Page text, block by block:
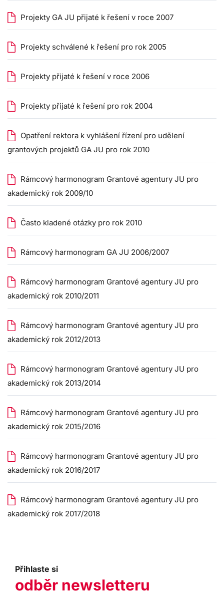
Projekty GA JU přijaté k řešení v roce 2007
Projekty schválené k řešení pro rok 2005
Projekty přijaté k řešení v roce 2006
Projekty přijaté k řešení pro rok 2004
Opatření rektora k vyhlášení řízení pro udělení
grantových projektů GA JU pro rok 2010
Rámcový harmonogram Grantové agentury JU pro
akademický rok 2009/10
Často kladené otázky pro rok 2010
Rámcový harmonogram GA JU 2006/2007
Rámcový harmonogram Grantové agentury JU pro
akademický rok 2010/2011
Rámcový harmonogram Grantové agentury JU pro
akademický rok 2012/2013
Rámcový harmonogram Grantové agentury JU pro
akademický rok 2013/2014
Rámcový harmonogram Grantové agentury JU pro
akademický rok 2015/2016
Rámcový harmonogram Grantové agentury JU pro
akademický rok 2016/2017
Rámcový harmonogram Grantové agentury JU pro
akademický rok 2017/2018
Přihlaste si
odběr newsletteru